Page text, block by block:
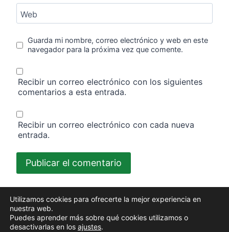
Web
Guarda mi nombre, correo electrónico y web en este
navegador para la próxima vez que comente.
Recibir un correo electrónico con los siguientes
comentarios a esta entrada.
Recibir un correo electrónico con cada nueva
entrada.
© 2026 Padel Pro 365 - Tema para WordPress por
Utilizamos cookies para ofrecerte la mejor experiencia en
nuestra web.
Puedes aprender más sobre qué cookies utilizamos o
desactivarlas en los ajustes.